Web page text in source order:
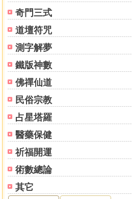
奇門三式
道壇符咒
測字解夢
鐵版神數
佛禪仙道
民俗宗教
占星塔羅
醫藥保健
祈福開運
術數總論
其它